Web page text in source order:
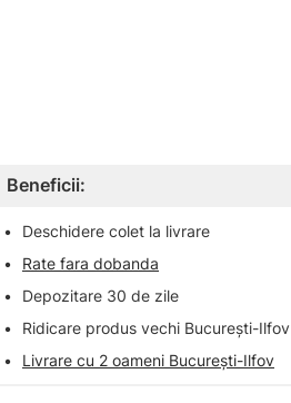
Beneficii:
•
Deschidere colet la livrare
•
Rate fara dobanda
•
Depozitare 30 de zile
•
Ridicare produs vechi București-Ilfov
•
Livrare cu 2 oameni București-Ilfov